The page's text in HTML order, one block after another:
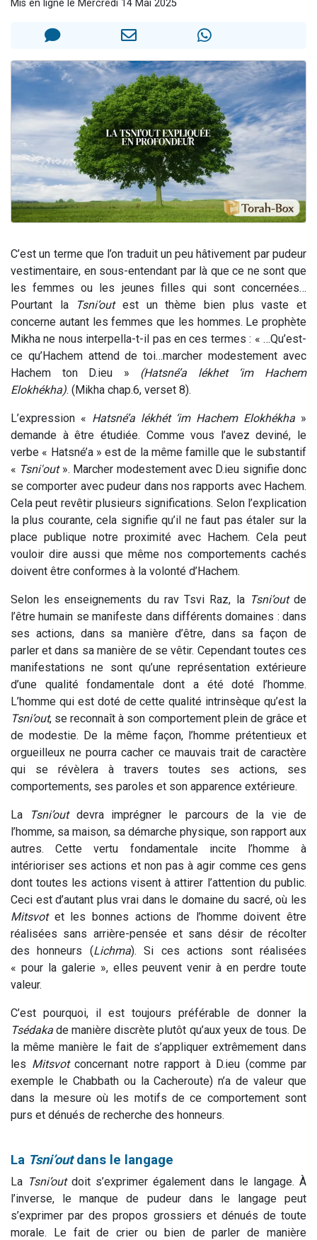
2 nouvelles musiques dans Torah-Box Music
Mis en ligne le Mercredi 14 Mai 2025
C’est un terme que l’on traduit un peu hâtivement par pudeur
vestimentaire, en sous-entendant par là que ce ne sont que
les femmes ou les jeunes filles qui sont concernées…
Pourtant la
Tsni’outest un thème bien plus vaste et
concerne autant les femmes que les hommes. Le prophète
Mikha ne nous interpella-t-il pas en ces termes : « …Qu’est-
ce qu’Hachem attend de toi…marcher modestement avec
Hachem ton D.ieu » (Hatsné’a lékhet ‘im Hachem
Elokhékha). (Mikha chap.6, verset 8).
L’expression « Hatsné’a lékhét ‘im Hachem Elokhékha »
demande à être étudiée. Comme vous l’avez deviné, le
verbe « Hatsné’a » est de la même famille que le substantif
« Tsni'out». Marcher modestement avec D.ieu signifie donc
se comporter avec pudeur dans nos rapports avec Hachem.
Cela peut revêtir plusieurs significations. Selon l’explication
la plus courante, cela signifie qu’il ne faut pas étaler sur la
place publique notre proximité avec Hachem. Cela peut
vouloir dire aussi que même nos comportements cachés
doivent être conformes à la volonté d’Hachem.
Selon les enseignements du rav Tsvi Raz, laTsni’outde
l’être humain se manifeste dans différents domaines : dans
ses actions, dans sa manière d’être, dans sa façon de
parler et dans sa manière de se vêtir. Cependant toutes ces
manifestations ne sont qu’une représentation extérieure
d’une qualité fondamentale dont a été doté l’homme.
L’homme qui est doté de cette qualité intrinsèque qu’est la
Tsni’out, se reconnaît à son comportement plein de grâce et
de modestie. De la même façon, l’homme prétentieux et
orgueilleux ne pourra cacher ce mauvais trait de caractère
qui se révèlera à travers toutes ses actions, ses
comportements, ses paroles et son apparence extérieure.
La Tsni’outdevra imprégner le parcours de la vie de
l’homme, sa maison, sa démarche physique, son rapport aux
autres. Cette vertu fondamentale incite l’homme à
intérioriser ses actions et non pas à agir comme ces gens
dont toutes les actions visent à attirer l’attention du public.
Ceci est d’autant plus vrai dans le domaine du sacré, où les
Mitsvotet les bonnes actions de l’homme doivent être
réalisées sans arrière-pensée et sans désir de récolter
des honneurs (Lichma). Si ces actions sont réalisées
« pour la galerie », elles peuvent venir à en perdre toute
valeur.
C’est pourquoi, il est toujours préférable de donner la
Tsédaka de manière discrète plutôt qu’aux yeux de tous. De
la même manière le fait de s’appliquer extrêmement dans
les Mitsvotconcernant notre rapport à D.ieu (comme par
exemple le Chabbath ou la Cacheroute) n’a de valeur que
dans la mesure où les motifs de ce comportement sont
purs et dénués de recherche des honneurs.
La Tsni’outdans le langage
La Tsni’outdoit s’exprimer également dans le langage. À
l’inverse, le manque de pudeur dans le langage peut
s’exprimer par des propos grossiers et dénués de toute
morale. Le fait de crier ou bien de parler de manière